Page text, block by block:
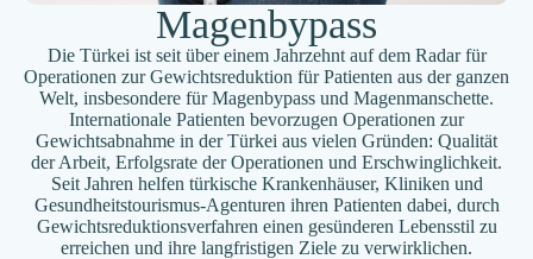
Magenbypass
Die Türkei ist seit über einem Jahrzehnt auf dem Radar für
Operationen zur Gewichtsreduktion für Patienten aus der ganzen
Welt, insbesondere für Magenbypass und Magenmanschette.
Internationale Patienten bevorzugen Operationen zur
Gewichtsabnahme in der Türkei aus vielen Gründen: Qualität
der Arbeit, Erfolgsrate der Operationen und Erschwinglichkeit.
Seit Jahren helfen türkische Krankenhäuser, Kliniken und
Gesundheitstourismus-Agenturen ihren Patienten dabei, durch
Gewichtsreduktionsverfahren einen gesünderen Lebensstil zu
erreichen und ihre langfristigen Ziele zu verwirklichen.